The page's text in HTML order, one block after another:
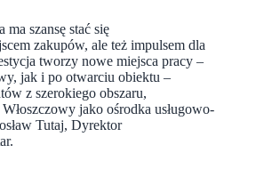
szansę stać się
zakupów, ale też impulsem dla
tworzy nowe miejsca pracy –
jak i po otwarciu obiektu –
z szerokiego obszaru,
jako ośrodka usługowo-
Tutaj, Dyrektor